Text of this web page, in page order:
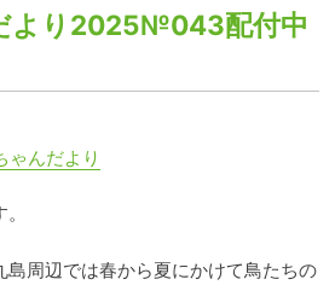
より2025№043配付中
ゃんだより
島周辺では春から夏にかけて鳥たちの